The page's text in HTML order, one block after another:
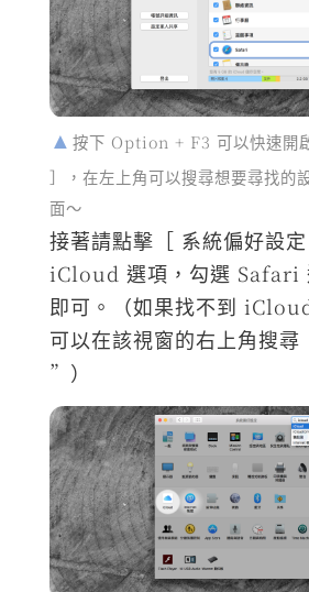
按下 Option + F3 可以快速開
］，在左上角可以搜尋想要尋找的
面～
接著請點擊［ 系統偏好設
iCloud 選項，勾選 Safari
即可。（如果找不到
可以在該視窗的右上角搜
”）